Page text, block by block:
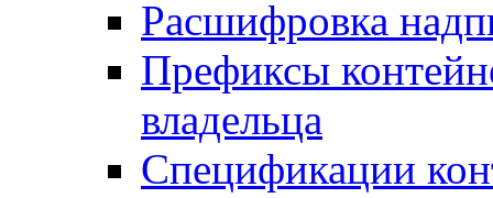
Расшифровка
Префиксы
владельца
Спецификации